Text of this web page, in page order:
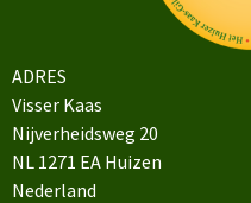
ADRES
Visser Kaas
Nijverheidsweg 20
NL 1271 EA Huizen
Nederland